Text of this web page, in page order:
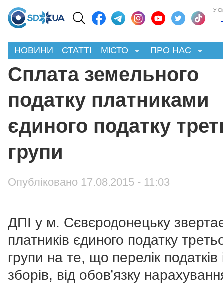
У
НОВИНИ СТАТТІ МІСТО ПРО НАС
Сплата земельного
податку платниками
єдиного податку
групи
Опубліковано 17.08.2015 - 11:03
ДПІ у м. Сєвєродонецьку
платників єдиного податку
групи на те, що перелік податків
зборів, від обов’язку